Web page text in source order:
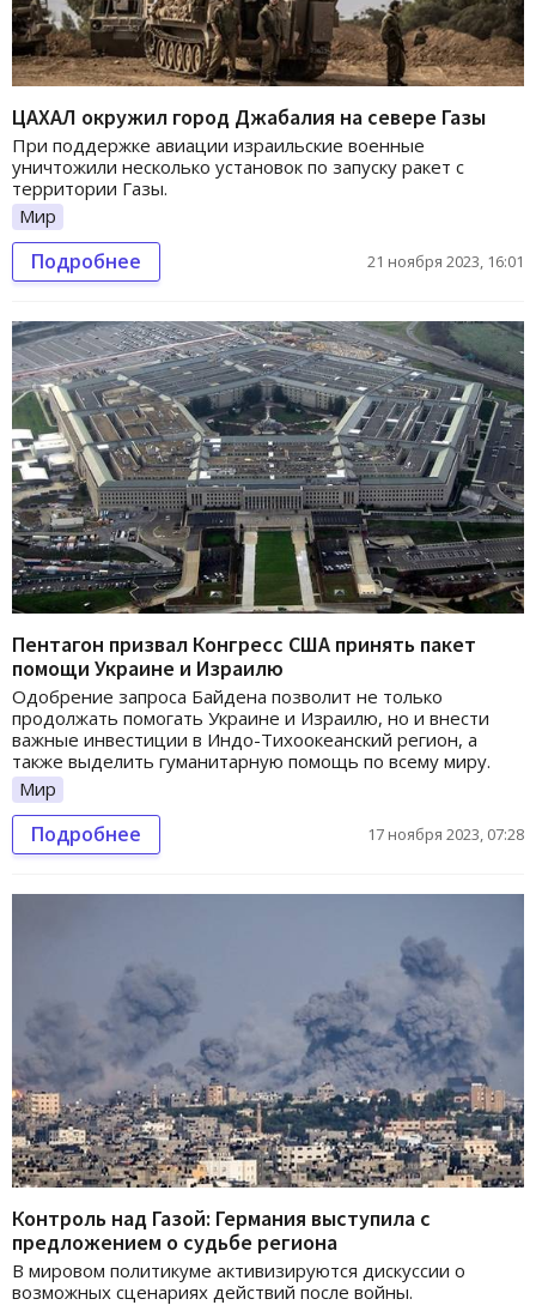
ЦАХАЛ окружил город Джабалия на севере Газы
При поддержке авиации израильские военные
уничтожили несколько установок по запуску ракет с
территории Газы.
Мир
Подробнее 21 ноября 2023, 16:01
Пентагон призвал Конгресс США принять пакет
помощи Украине и Израилю
Одобрение запроса Байдена позволит не только
продолжать помогать Украине и Израилю, но и внести
важные инвестиции в Индо-Тихоокеанский регион, а
также выделить гуманитарную помощь по всему миру.
Мир
Подробнее 17 ноября 2023, 07:28
Контроль над Газой: Германия выступила с
предложением о судьбе региона
В мировом политикуме активизируются дискуссии о
возможных сценариях действий после войны.